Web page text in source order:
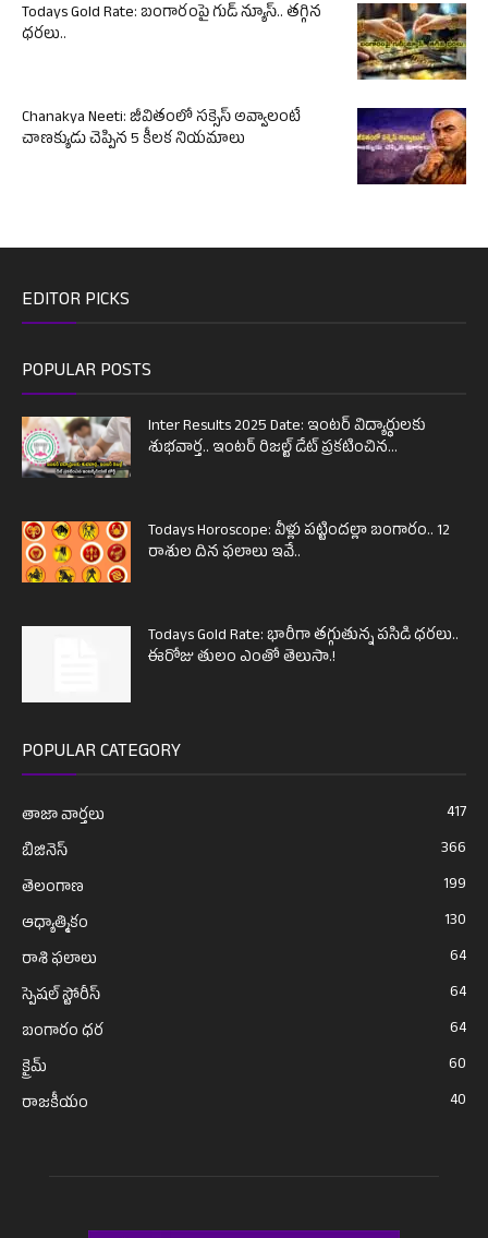
Todays Gold Rate: బంగారంపై గుడ్ న్యూస్.. తగ్గిన
ధరలు..
Chanakya Neeti: జీవితంలో సక్సెస్ అవ్వాలంటే
చాణక్యుడు చెప్పిన 5 కీలక నియమాలు
EDITOR PICKS
POPULAR POSTS
Inter Results 2025 Date: ఇంటర్ విద్యార్థులకు
శుభవార్త.. ఇంటర్ రిజల్ట్ డేట్ ప్రకటించిన...
Todays Horoscope: వీళ్లు పట్టిందల్లా బంగారం.. 12
రాశుల దిన ఫలాలు ఇవే..
Todays Gold Rate: భారీగా తగ్గుతున్న పసిడి ధరలు..
ఈరోజు తులం ఎంతో తెలుసా.!
POPULAR CATEGORY
తాజా వార్తలు
417
బిజినెస్
366
తెలంగాణ
199
ఆధ్యాత్మికం
130
రాశి ఫలాలు
64
స్పెషల్ స్టోరీస్
64
బంగారం ధర
64
క్రైమ్
60
రాజకీయం
40